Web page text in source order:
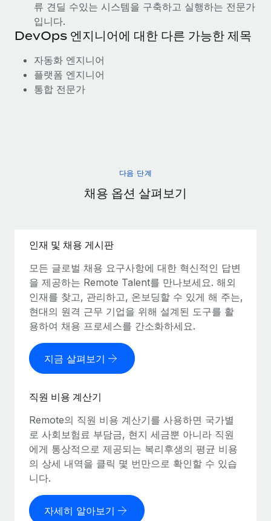
류 견딜 수있는 시스템을 구축하고 실행하는 전문가
입니다.
DevOps 엔지니어에 대한 다른 가능한 제목
자동화 엔지니어
플랫폼 엔지니어
통합 전문가
다음 단계
채용 옵션 살펴보기
인재 및 채용 게시판
모든 글로벌 채용 요구사항에 대한 혁신적인 답변
을 제공하는 Remote Talent를 만나보세요. 해외
인재를 찾고, 관리하고, 온보딩할 수 있게 해 주는,
현대의 원격 근무 기업을 위해 설계된 도구를 활
용하여 채용 프로세스를 간소화하세요.
지금 살펴보기
직원 비용 계산기
Remote의 직원 비용 계산기를 사용하면 국가별
로 사회보험료 부담금, 현지 세금뿐 아니라 직원
에게 통상적으로 제공되는 복리후생의 평균 비용
의 상세 내역을 클릭 몇 번만으로 확인할 수 있습
니다.
자세히 알아보기